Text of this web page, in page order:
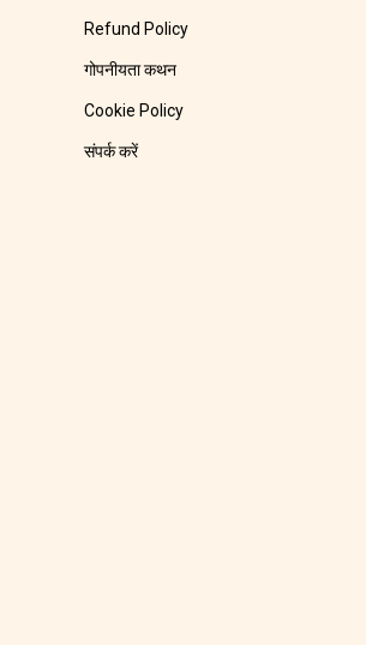
Refund Policy
गोपनीयता कथन
Cookie Policy
संपर्क करें